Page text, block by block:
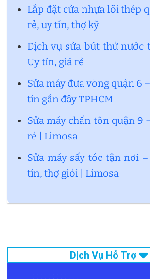
Lắp đặt cửa nhựa lõi thép
rẻ, uy tín, thợ kỹ
Dịch vụ sửa bút thử nước
Uy tín, giá rẻ
Sửa máy đưa võng quận 6
tín gần đây TPHCM
Sửa máy chấn tôn quận 9
rẻ | Limosa
Sửa máy sấy tóc tận nơi
tín, thợ giỏi | Limosa
Dịch Vụ Hỗ Trợ